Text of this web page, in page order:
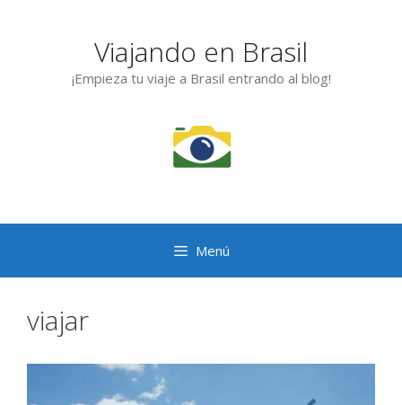
Viajando en Brasil
¡Empieza tu viaje a Brasil entrando al blog!
Menú
viajar